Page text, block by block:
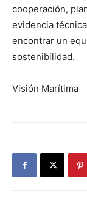
cooperación,
evidencia
encontrar un
sostenibilidad.
Visión Marítima